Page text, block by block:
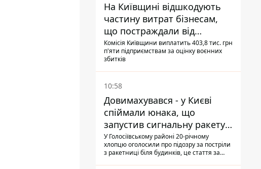
На Київщині відшкодують
частину витрат бізнесам,
що постраждали від
прильотів ракет
Комісія Київщини виплатить 403,8 тис. грн
п'яти підприємствам за оцінку воєнних
збитків
10:58
Довимахувався - у Києві
спіймали юнака, що
запустив сигнальну ракету,
аби потішити дівчат
У Голосіївському районі 20-річному
хлопцю оголосили про підозру за постріли
з ракетниці біля будинків, це стаття за